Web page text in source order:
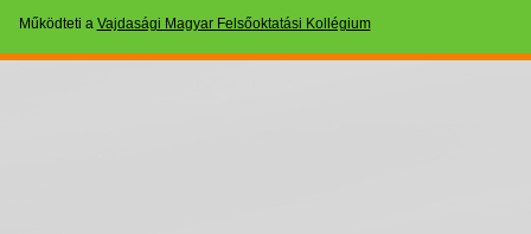
Működteti a Vajdasági Magyar Felsőoktatási Kollégium